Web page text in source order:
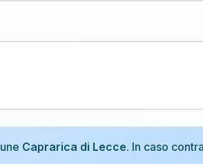
Caprarica di Lecce. In caso